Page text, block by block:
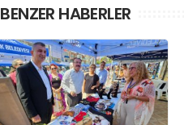
BENZER HABERLER